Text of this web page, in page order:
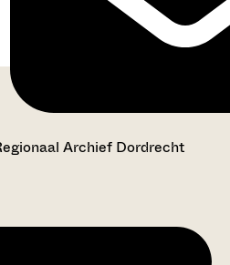
Archief Dordrecht